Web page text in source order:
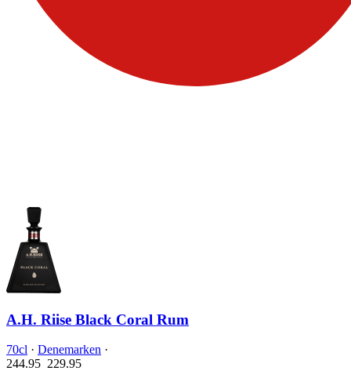
A.H. Riise Black Coral Rum
70cl · Denemarken ·
244.95 229.95